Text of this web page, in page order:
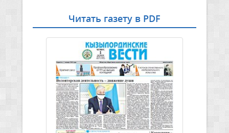
Читать газету в PDF